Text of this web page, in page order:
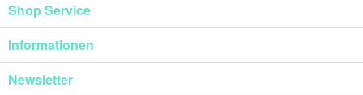
Shop Service
Informationen
Newsletter